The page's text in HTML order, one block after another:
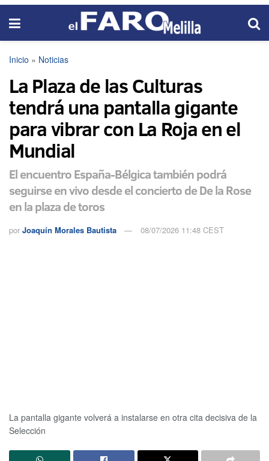
Inicio » Noticias
La Plaza de las Culturas
tendrá una pantalla gigante
para vibrar con La Roja en el
Mundial
El encuentro España-Bélgica también podrá
seguirse en vivo desde el concierto de De la Rose
en la plaza de toros
por Joaquín Morales Bautista 08/07/2026 11:48 CEST
La pantalla gigante volverá a instalarse en otra cita decisiva de la
Selección